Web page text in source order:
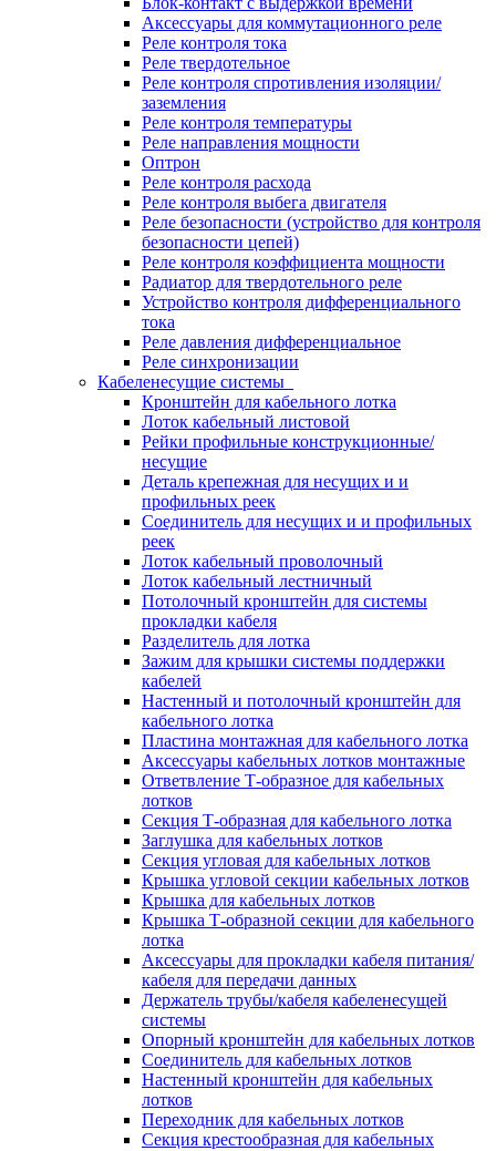
Аксессуары для коммутационного реле
Реле контроля тока
Реле твердотельное
Реле контроля спротивления изоляции/
заземления
Реле контроля температуры
Реле направления мощности
Оптрон
Реле контроля расхода
Реле контроля выбега двигателя
Реле безопасности (устройство для контроля
безопасности цепей)
Реле контроля коэффициента мощности
Радиатор для твердотельного реле
Устройство контроля дифференциального
тока
Реле давления дифференциальное
Реле синхронизации
Кабеленесущие системы
Кронштейн для кабельного лотка
Лоток кабельный листовой
Рейки профильные конструкционные/
несущие
Деталь крепежная для несущих и и
профильных реек
Соединитель для несущих и и профильных
реек
Лоток кабельный проволочный
Лоток кабельный лестничный
Потолочный кронштейн для системы
прокладки кабеля
Разделитель для лотка
Зажим для крышки системы поддержки
кабелей
Настенный и потолочный кронштейн для
кабельного лотка
Пластина монтажная для кабельного лотка
Аксессуары кабельных лотков монтажные
Ответвление Т-образное для кабельных
лотков
Секция Т-образная для кабельного лотка
Заглушка для кабельных лотков
Секция угловая для кабельных лотков
Крышка угловой секции кабельных лотков
Крышка для кабельных лотков
Крышка Т-образной секции для кабельного
лотка
Аксессуары для прокладки кабеля питания/
кабеля для передачи данных
Держатель трубы/кабеля кабеленесущей
системы
Опорный кронштейн для кабельных лотков
Соединитель для кабельных лотков
Настенный кронштейн для кабельных
лотков
Переходник для кабельных лотков
Секция крестообразная для кабельных